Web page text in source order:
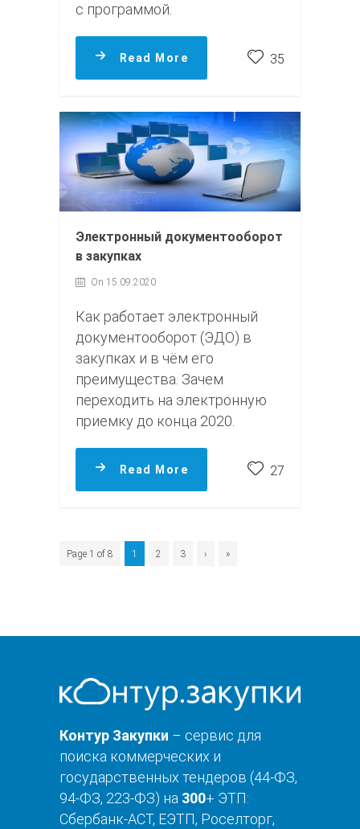
с программой.
Read More 35
Электронный документооборот
в закупках
On 15.09.2020
Как работает электронный
документооборот (ЭДО) в
закупках и в чём его
преимущества. Зачем
переходить на электронную
приемку до конца 2020.
Read More 27
Page 1 of 8 1 2 3 › »
Контур Закупки – сервис для
поиска коммерческих и
государственных тендеров (44-ФЗ,
94-ФЗ, 223-ФЗ) на 300+ ЭТП:
Сбербанк-АСТ, ЕЭТП, Роселторг,